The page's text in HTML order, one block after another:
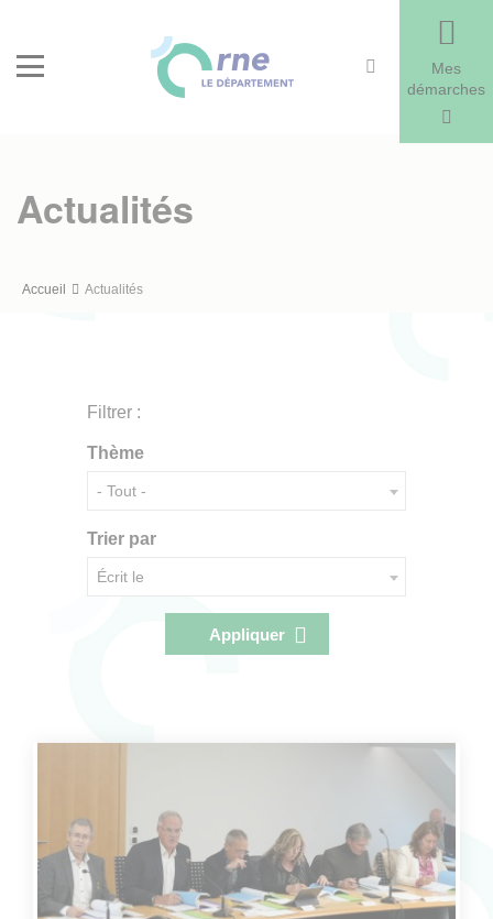
Menu
Mes
démarches
Actualités
Fil
Accueil Actualités
Filtrer :
Thème
- Tout -
Trier par
Écrit le